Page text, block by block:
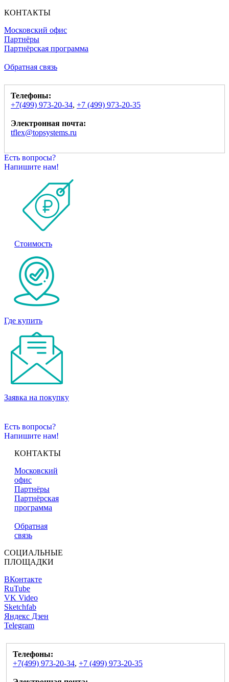
КОНТАКТЫ
Московский офис
Партнёры
Партнёрская программа
Обратная связь
Телефоны:
+7(499) 973-20-34, +7 (499) 973-20-35
Электронная почта:
tflex@topsystems.ru
Есть вопросы?
Напишите нам!
Стоимость
Где купить
Заявка на покупку
Есть вопросы?
Напишите нам!
КОНТАКТЫ
Московский
офис
Партнёры
Партнёрская
программа
Обратная
связь
СОЦИАЛЬНЫЕ
ПЛОЩАДКИ
ВКонтакте
RuTube
VK Video
Sketchfab
Яндекс Дзен
Telegram
Телефоны:
+7(499) 973-20-34, +7 (499) 973-20-35